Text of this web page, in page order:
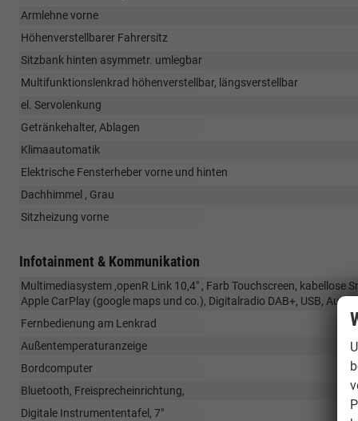
Armlehne vorne
Höhenverstellbarer Fahrersitz
Sitzbank hinten asymmetr. umlegbar
Multifunktionslenkrad höhenverstellbar, längsverstellbar
el. Servolenkung
Getränkehalter, Ablagen
Klimaautomatik
Elektrische Fensterheber vorne und hinten
Dachhimmel , Grau
Sitzheizung vorne
Infotainment & Kommunikation
Multimediasystem ,openR Link 10,4" , Farb Touchscreen,
Apple CarPlay (google maps und co.), Digitalradio DAB+, USB,
Fernbedienung am Lenkrad
Außentemperaturanzeige
Bordcomputer
Bluetooth, Freisprecheinrichtung,
Digitale Instrumententafel, 7"